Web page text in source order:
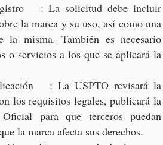
: La solicitud debe incluir
la marca y su uso, así como una
la misma. También es necesario
o servicios a los que se aplicará la
: La USPTO revisará la
los requisitos legales, publicará la
para que terceros puedan
la marca afecta sus derechos.